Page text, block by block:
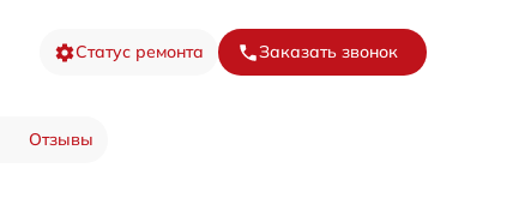
Статус ремонта Заказать звонок
Отзывы